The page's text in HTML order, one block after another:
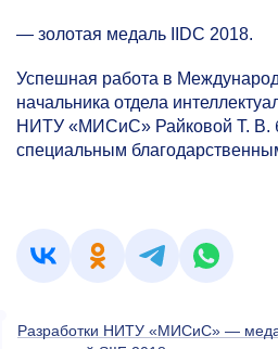
— золотая медаль IIDC 2018.
Успешная работа в
начальника отдела
НИТУ «МИСиС» Райковой Т. В.
специальным
Разработки НИТУ «МИСиС» —